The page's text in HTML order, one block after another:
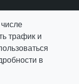
трафик и
в